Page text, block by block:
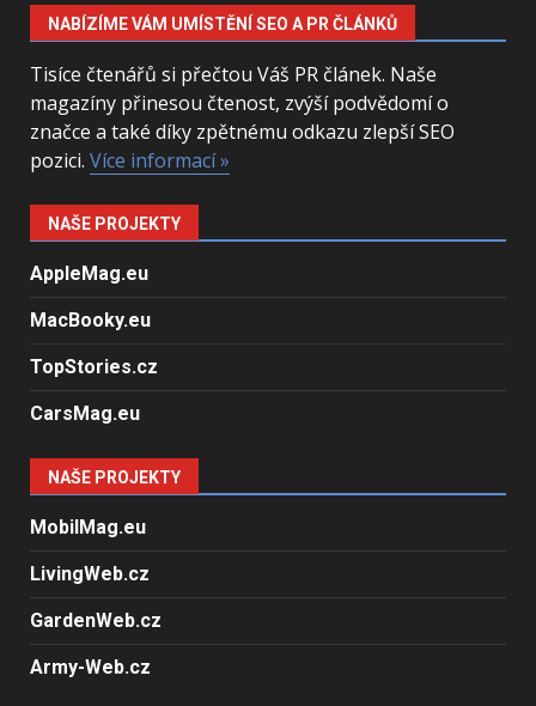
NABÍZÍME VÁM UMÍSTĚNÍ SEO A PR ČLÁNKŮ
Tisíce čtenářů si přečtou Váš PR článek. Naše
magazíny přinesou čtenost, zvýší podvědomí o
značce a také díky zpětnému odkazu zlepší SEO
pozici. Více informací »
NAŠE PROJEKTY
AppleMag.eu
MacBooky.eu
TopStories.cz
CarsMag.eu
NAŠE PROJEKTY
MobilMag.eu
LivingWeb.cz
GardenWeb.cz
Army-Web.cz